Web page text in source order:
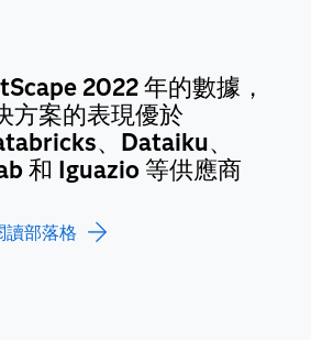
2022 年的數據，
方案的表現優於
、Dataiku、
和 Iguazio 等供應商
讀部落格